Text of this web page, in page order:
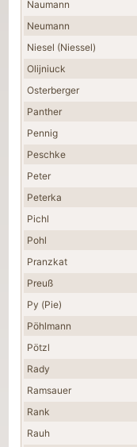
Naumann
Neumann
Niesel (Niessel)
Olijniuck
Osterberger
Panther
Pennig
Peschke
Peter
Peterka
Pichl
Pohl
Pranzkat
Preuß
Py (Pie)
Pöhlmann
Pötzl
Rady
Ramsauer
Rank
Rauh